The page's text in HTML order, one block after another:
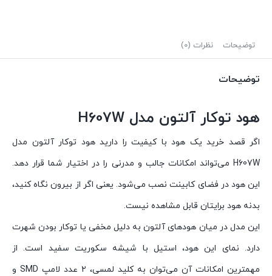
توضیحات نظرات (0)
توضیحات
هود توکار آلتون مدل H607W
اگر قصد خرید یک هود با کیفیت را دارید هود توکار آلتون مدل
H607W می‌تواند امکانات جالب و مدرنی را در اختیار شما قرار دهد.
این هود در فضای کابینت نصب می‌شود. یعنی اگر از بیرون نگاه کنید،
بدنه هود برایتان قابل مشاهده نیست.
این مدل در میان هودهای آلتون به دلیل مخفی یا توکار بودن شهرت
دارد. نمای این هود، استیل با شیشه سکوریت سفید است. از
مهمترین امکانات آن می‌توان به کلید لمسی، ۲ عدد لامپ SMD و